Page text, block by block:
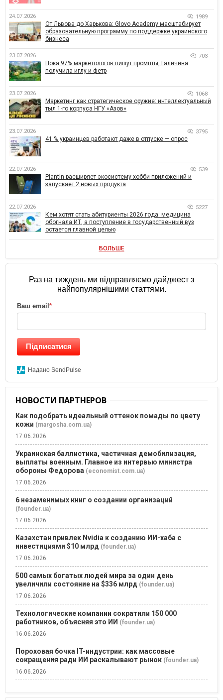
24.07.2026 1989
От Львова до Харькова: Glovo Academy масштабирует
образовательную программу по поддержке украинского
бизнеса
23.07.2026 703
Пока 97% маркетологов пишут промпты, Галичина
получила иглу и фетр
23.07.2026 1068
Маркетинг как стратегическое оружие: интеллектуальный
тыл 1-го корпуса НГУ «Азов»
23.07.2026 3795
41 % украинцев работают даже в отпуске — опрос
22.07.2026 539
PlantIn расширяет экосистему хобби-приложений и
запускает 2 новых продукта
22.07.2026 5227
Кем хотят стать абитуриенты 2026 года: медицина
обогнала ИТ, а поступление в государственный вуз
остается главной целью
БОЛЬШЕ
Раз на тиждень ми відправляємо дайджест з
найпопулярнішими статтями.
Ваш email *
Підписатися
Надано SendPulse
НОВОСТИ ПАРТНЕРОВ
Как подобрать идеальный оттенок помады по цвету
кожи (margosha.com.ua)
17.06.2026
Украинская баллистика, частичная демобилизация,
выплаты военным. Главное из интервью министра
обороны Федорова (economist.com.ua)
17.06.2026
6 незаменимых книг о создании организаций
(founder.ua)
17.06.2026
Казахстан привлек Nvidia к созданию ИИ-хаба с
инвестициями $10 млрд (founder.ua)
17.06.2026
500 самых богатых людей мира за один день
увеличили состояние на $336 млрд (founder.ua)
17.06.2026
Технологические компании сократили 150 000
работников, объясняя это ИИ (founder.ua)
16.06.2026
Пороховая бочка IT-индустрии: как массовые
сокращения ради ИИ раскалывают рынок (founder.ua)
16.06.2026